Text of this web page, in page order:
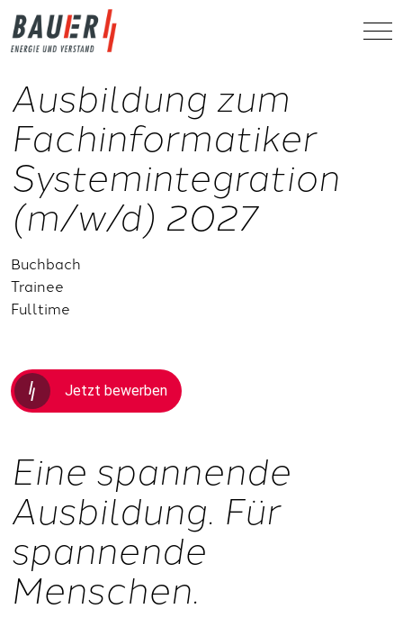
Ausbildung zum
Fachinformatiker
Systemintegration
(m/w/d) 2027
Buchbach
Trainee
Fulltime
Jetzt bewerben
Eine spannende
Ausbildung. Für
spannende
Menschen.